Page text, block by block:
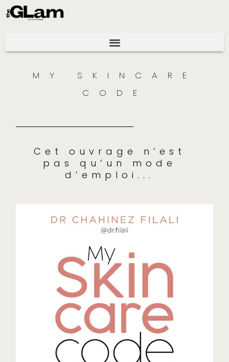
MY SKINCARE
CODE
Cet ouvrage n’est
pas qu’un mode
d’emploi...